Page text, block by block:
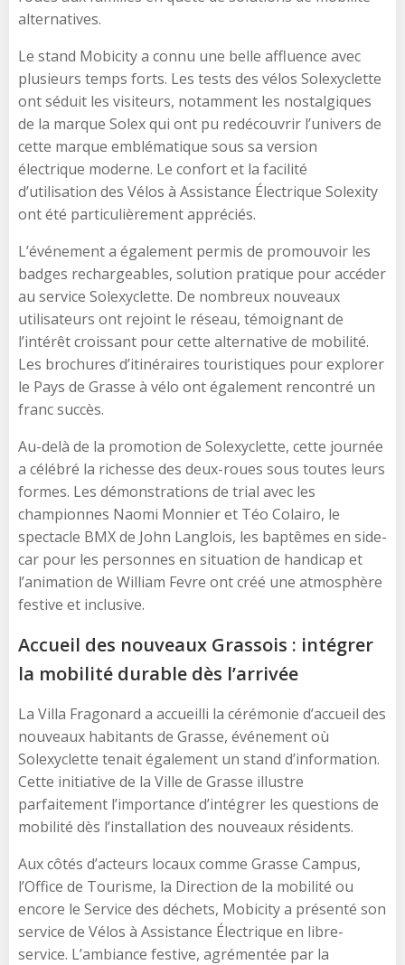
alternatives.
Le stand Mobicity a connu une belle affluence avec
plusieurs temps forts. Les tests des vélos Solexyclette
ont séduit les visiteurs, notamment les nostalgiques
de la marque Solex qui ont pu redécouvrir l’univers de
cette marque emblématique sous sa version
électrique moderne. Le confort et la facilité
d’utilisation des Vélos à Assistance Électrique Solexity
ont été particulièrement appréciés.
L’événement a également permis de promouvoir les
badges rechargeables, solution pratique pour accéder
au service Solexyclette. De nombreux nouveaux
utilisateurs ont rejoint le réseau, témoignant de
l’intérêt croissant pour cette alternative de mobilité.
Les brochures d’itinéraires touristiques pour explorer
le Pays de Grasse à vélo ont également rencontré un
franc succès.
Au-delà de la promotion de Solexyclette, cette journée
a célébré la richesse des deux-roues sous toutes leurs
formes. Les démonstrations de trial avec les
championnes Naomi Monnier et Téo Colairo, le
spectacle BMX de John Langlois, les baptêmes en side-
car pour les personnes en situation de handicap et
l’animation de William Fevre ont créé une atmosphère
festive et inclusive.
Accueil des nouveaux Grassois : intégrer
la mobilité durable dès l’arrivée
La Villa Fragonard a accueilli la cérémonie d’accueil des
nouveaux habitants de Grasse, événement où
Solexyclette tenait également un stand d’information.
Cette initiative de la Ville de Grasse illustre
parfaitement l’importance d’intégrer les questions de
mobilité dès l’installation des nouveaux résidents.
Aux côtés d’acteurs locaux comme Grasse Campus,
l’Office de Tourisme, la Direction de la mobilité ou
encore le Service des déchets, Mobicity a présenté son
service de Vélos à Assistance Électrique en libre-
service. L’ambiance festive, agrémentée par la